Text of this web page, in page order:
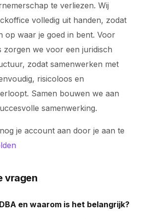
te verliezen. Wij
volledig uit handen, zodat
op waar je goed in bent. Voor
zorgen we voor een juridisch
zodat samenwerken met
risicoloos en
Samen bouwen we aan
samenwerking.
je account aan door je aan te
vragen
en waarom is het belangrijk?